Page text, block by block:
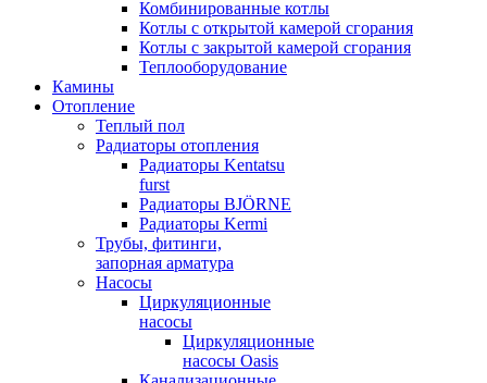
Комбинированные котлы
Котлы с открытой камерой сгорания
Котлы с закрытой камерой сгорания
Теплооборудование
Камины
Отопление
Теплый пол
Радиаторы отопления
Радиаторы Kentatsu
furst
Радиаторы BJÖRNE
Радиаторы Kermi
Трубы, фитинги,
запорная арматура
Насосы
Циркуляционные
насосы
Циркуляционные
насосы Oasis